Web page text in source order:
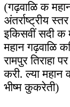
(गढ़वाळि क
अंतर्राष्ट्रीय
इकिसवीं सदी क
महान गढ़वाळि
रामपुर तिराहा
करी. ल्या महान
भीष्म कुकरेती)